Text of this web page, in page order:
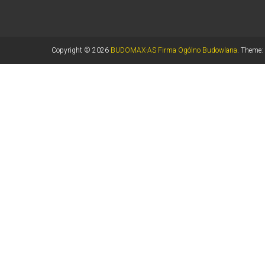
Copyright © 2026 BUDOMAX-AS Firma Ogólno Budowlana. Theme: